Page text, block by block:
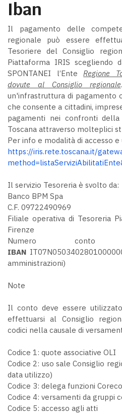
Iban
Il pagamento delle
regionale può essere
Tesoriere del Consiglio
Piattaforma IRIS scegliendo
SPONTANEI l’EnteRegione
dovute al Consiglio regionale
un'infrastruttura di pagamento
che consente a cittadini,
pagamenti nei confronti della
Toscana attraverso molteplici
Per info e modalità di accesso e
https://iris.rete.toscana.it/
Il servizio Tesoreria è svolto da:
Banco BPM Spa
C.F. 09722490969
Filiale operativa di Tesoreria
Firenze
Numero
IBAN
amministrazioni)
Note
Il conto deve essere
effettuarsi al Consiglio
codici nella causale di
Codice 1: quote associative OLI
Codice 2: uso sale Consiglio
data utilizzo)
Codice 3: delega funzioni
Codice 4: versamenti da gruppi
Codice 5: accesso agli atti